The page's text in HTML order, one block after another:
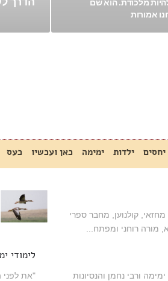
מלכודת. הוא שם
אמורות
יחסים ילדות ימימה כאן ועכשיו כעס
קולנוען, מחבר ספרי
מורה רוחני ומפתח...
ורבי נחמן והנסיונות
לימודי
"את לפני